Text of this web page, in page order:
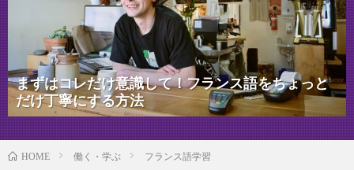
まずはコレだけ意識して！フランス語をちょっと
だけ丁寧にする方法
HOME 働く・学ぶ フランス語学習